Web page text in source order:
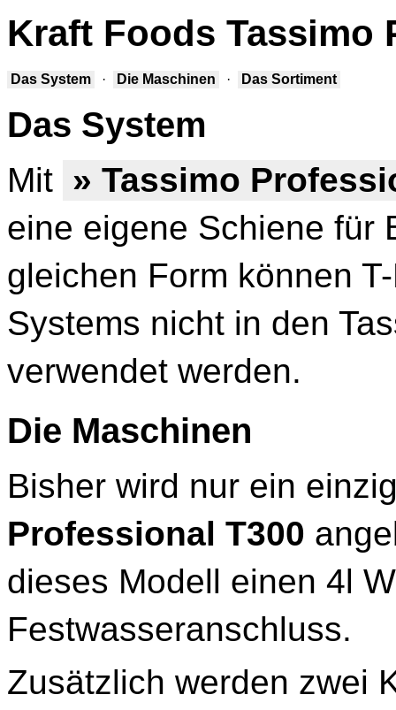
Kraft Foods Tassimo
Das System · Die Maschinen · Das Sortiment
Das System
Mit » Tassimo
eine eigene Schiene für
gleichen Form können
Systems nicht in den
verwendet werden.
Die Maschinen
Bisher wird nur ein
Professional T300
dieses Modell einen 4l
Festwasseranschluss.
Zusätzlich werden zwei